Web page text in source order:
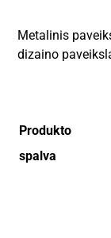
Metalinis
dizaino
Produkto
spalva